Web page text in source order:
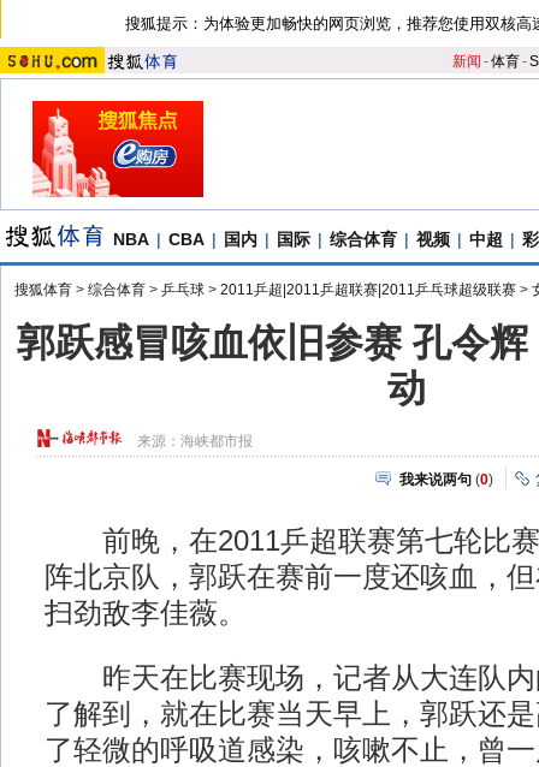
搜狐提示：为体验更加畅快的网页浏览，推荐您使用双核高
新闻 -体育-S
NBA | CBA | 国内 | 国际 | 综合体育 | 视频 | 中超 |
搜狐体育 > 综合体育 > 乒乓球 > 2011乒超|2011乒超联赛|2011乒乓球超级联赛 >
郭跃感冒咳血依旧参赛 孔令
动
来源：海峡都市报
我来说两句 (0)
前晚，在2011乒超联赛第七轮比赛
阵北京队，郭跃在赛前一度还咳血，
扫劲敌李佳薇。
昨天在比赛现场，记者从大连队内
了解到，就在比赛当天早上，郭跃还
了轻微的呼吸道感染，咳嗽不止，曾